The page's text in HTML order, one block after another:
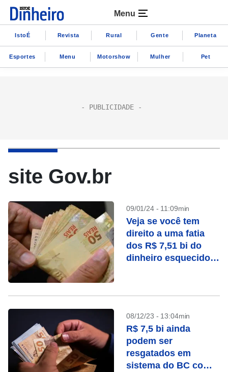
Menu
IstoÉ Revista Rural Gente Planeta
Esportes Menu Motorshow Mulher Pet
site Gov.br
09/01/24 - 11:09min
Veja se você tem
direito a uma fatia
dos R$ 7,51 bi do
dinheiro esquecido
08/12/23 - 13:04min
R$ 7,5 bi ainda
podem ser
resgatados em
sistema do BC com